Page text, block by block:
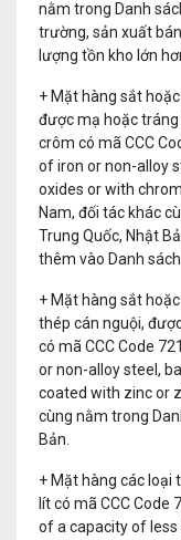
nằm trong Danh
trường, sản xuất
lượng tồn kho lớn
+ Mặt hàng sắt
được mạ hoặc
crôm có mã CCC
of iron or non-alloy
oxides or with
Nam, đối tác khác
Trung Quốc, Nhật
thêm vào Danh
+ Mặt hàng sắt
thép cán nguội,
có mã CCC Code
or non-alloy steel,
coated with zinc or
cùng nằm trong
Bản.
+ Mặt hàng các loại
lít có mã CCC
of a capacity of